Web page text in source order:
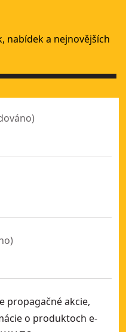
ks)
- SKU: DWMT19241-1
nabídek a nejnovějších
)
)
propagačné akcie,
o produktoch e-